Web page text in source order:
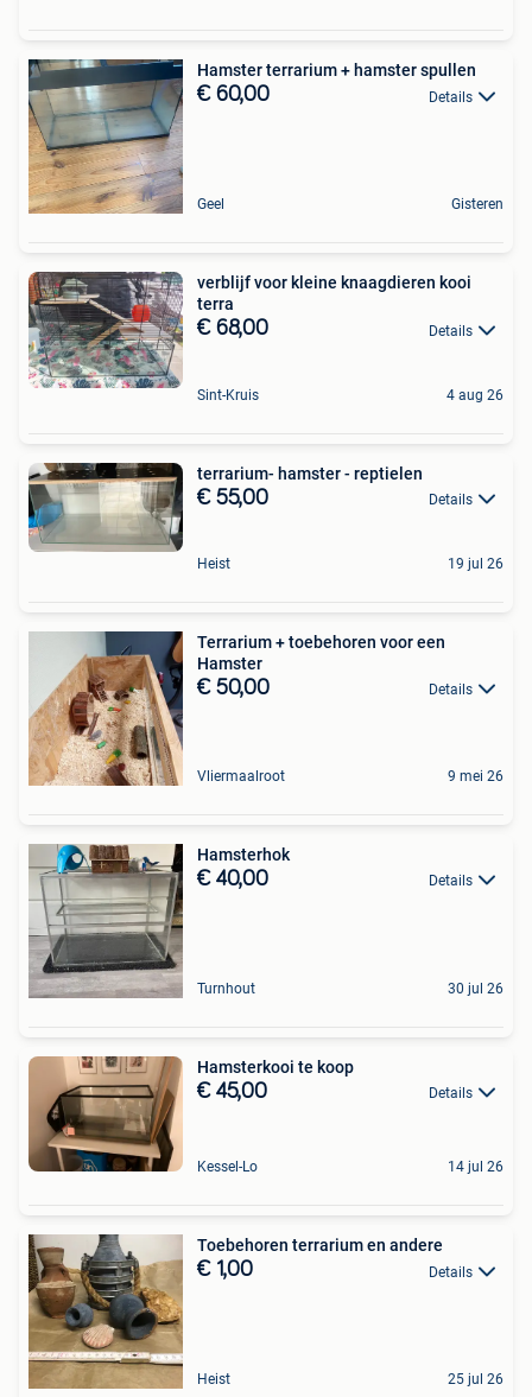
Hamster terrarium + hamster spullen
€ 60,00 Details
Geel Gisteren
verblijf voor kleine knaagdieren kooi
terra
€ 68,00 Details
Sint-Kruis 4 aug 26
terrarium- hamster - reptielen
€ 55,00 Details
Heist 19 jul 26
Terrarium + toebehoren voor een
Hamster
€ 50,00 Details
Vliermaalroot 9 mei 26
Hamsterhok
€ 40,00 Details
Turnhout 30 jul 26
Hamsterkooi te koop
€ 45,00 Details
Kessel-Lo 14 jul 26
Toebehoren terrarium en andere
€ 1,00 Details
Heist 25 jul 26